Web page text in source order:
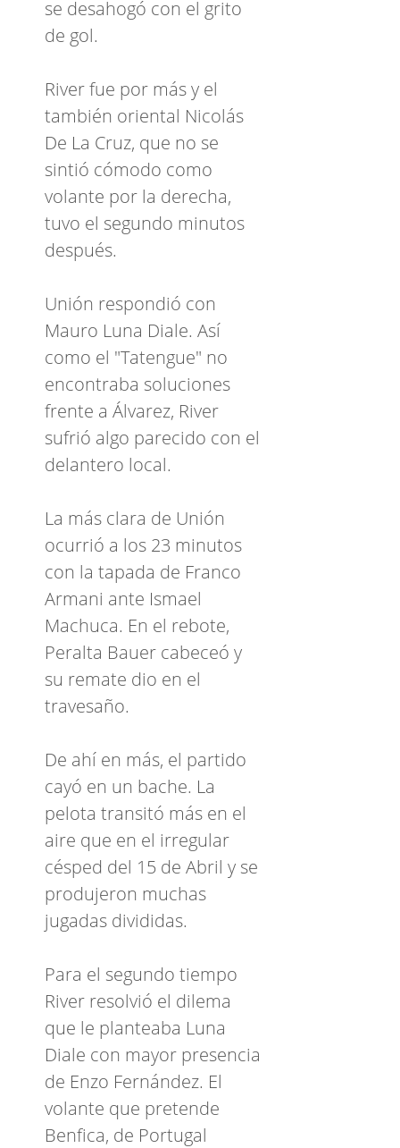
se desahogó con el grito
de gol.
River fue por más y el
también oriental Nicolás
De La Cruz, que no se
sintió cómodo como
volante por la derecha,
tuvo el segundo minutos
después.
Unión respondió con
Mauro Luna Diale. Así
como el "Tatengue" no
encontraba soluciones
frente a Álvarez, River
sufrió algo parecido con el
delantero local.
La más clara de Unión
ocurrió a los 23 minutos
con la tapada de Franco
Armani ante Ismael
Machuca. En el rebote,
Peralta Bauer cabeceó y
su remate dio en el
travesaño.
De ahí en más, el partido
cayó en un bache. La
pelota transitó más en el
aire que en el irregular
césped del 15 de Abril y se
produjeron muchas
jugadas divididas.
Para el segundo tiempo
River resolvió el dilema
que le planteaba Luna
Diale con mayor presencia
de Enzo Fernández. El
volante que pretende
Benfica, de Portugal